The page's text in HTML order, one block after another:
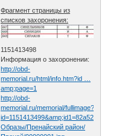
Фрагмент страницы из
списков захоронения:
1151413498
Информация о захоронении:
http://obd-
memorial.ru/html/info.htm?id …
amp;page=1
http://obd-
memorial.ru/memorial/fullimage?
Образы/Пренайский район/